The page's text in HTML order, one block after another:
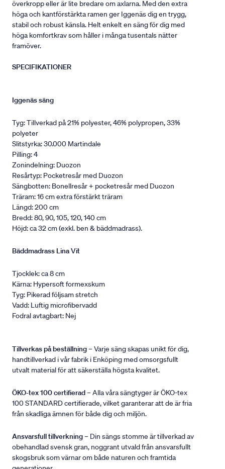
överkropp eller är lite bredare om axlarna. Med den extra
höga och kantförstärkta ramen ger Iggenäs dig en trygg,
stabil och robust känsla. Helt enkelt en säng för dig med
höga komfortkrav som håller i många tusentals nätter
framöver.
SPECIFIKATIONER
Iggenäs säng
Tyg: Tillverkad på 21% polyester, 46% polypropen, 33%
polyeter
Slitstyrka: 30.000 Martindale
Pilling: 4
Zonindelning: Duozon
Resårtyp: Pocketresår med Duozon
Sängbotten: Bonellresår + pocketresår med Duozon
Träram: 16 cm extra förstärkt träram
Längd: 200 cm
Bredd: 80, 90, 105, 120, 140 cm
Höjd: ca 32 cm (exkl. ben & bäddmadrass).
Bäddmadrass Lina Vit
Tjocklek: ca 8 cm
Kärna: Hypersoft formexskum
Tyg: Pikerad följsam stretch
Vadd: Luftig microfibervadd
Fodral avtagbart: Nej
Tillverkas på beställning– Varje säng skapas unikt för dig,
handtillverkad i vår fabrik i Enköping med omsorgsfullt
utvalt material för att säkerställa högsta kvalitet.
ÖKO-tex 100 certifierad– Alla våra sängtyger är ÖKO-tex
100 STANDARD certifierade, vilket garanterar att de är fria
från skadliga ämnen för både dig och miljön.
Ansvarsfull tillverkning– Din sängs stomme är tillverkad av
obehandlad svensk gran, noggrant utvald från ansvarsfullt
skogsbruk som värnar om både naturen och framtida